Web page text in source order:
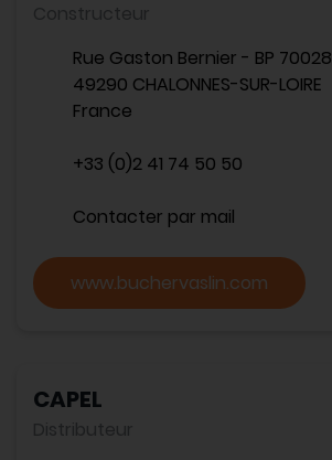
Constructeur
Rue Gaston Bernier - BP 70028
49290 CHALONNES-SUR-LOIRE
France
+33 (0)2 41 74 50 50
Contacter par mail
www.buchervaslin.com
CAPEL
Distributeur